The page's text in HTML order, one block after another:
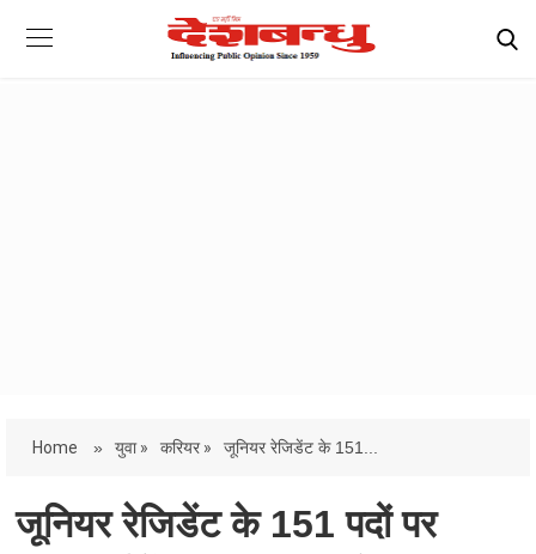
Home » युवा » करियर » जूनियर रेजिडेंट के 151...
जूनियर रेजिडेंट के 151 पदों पर